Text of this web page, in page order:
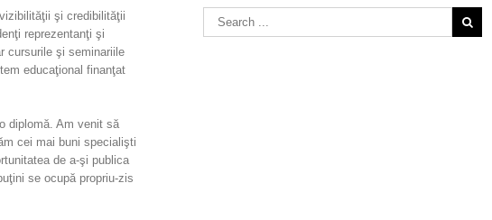
şi credibilităţii
reprezentanţi şi
cursurile şi seminariile
educaţional finanţat
diplomă. Am venit să
cei mai buni specialişti
de a-şi publica
se ocupă propriu-zis